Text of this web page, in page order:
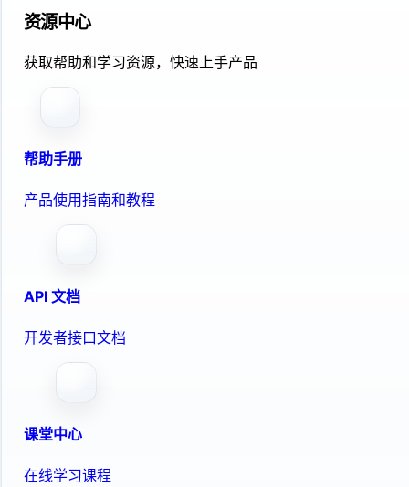
资源中心
获取帮助和学习资源，快速上手产品
帮助手册
产品使用指南和教程
API 文档
开发者接口文档
课堂中心
在线学习课程